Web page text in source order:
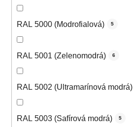
RAL 5000 (Modrofialová) 5
RAL 5001 (Zelenomodrá) 6
RAL 5002 (Ultramarínová modrá)
RAL 5003 (Safírová modrá) 5